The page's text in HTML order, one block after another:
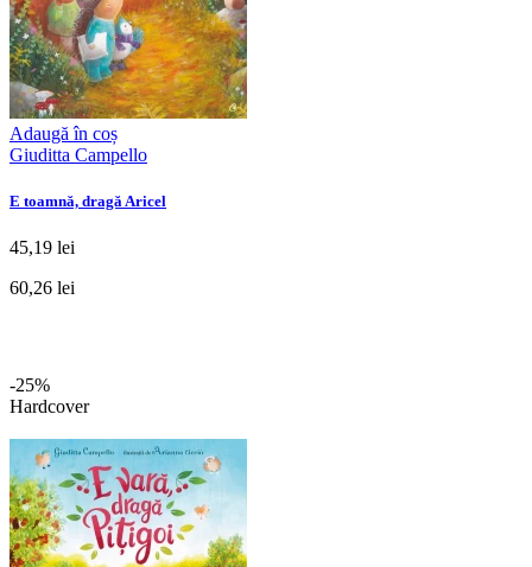
Adaugă în coș
Giuditta Campello
E toamnă, dragă Aricel
45,19 lei
60,26 lei
-25%
Hardcover